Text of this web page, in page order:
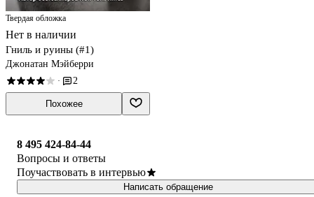
Твердая обложка
Нет в наличии
Гниль и руины (#1)
Джонатан Мэйберри
· 2
Похожее
8 495 424-84-44
Вопросы и ответы
Поучаствовать в интервью
Написать обращение